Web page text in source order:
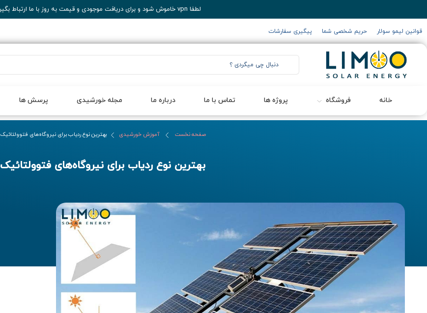
لطفا vpn خاموش شود و برای دریافت موجودی و قیمت به روز با ما ارتباط بگیرید
قوانین لیمو سولار حریم شخصی شما پیگیری سفارشات
خانه فروشگاه پروژه ها تماس با ما درباره ما مجله خورشیدی پرسش ها
صفحه نخست آموزش خورشیدی بهترین نوع ردیاب برای نیروگاه‌های فتوولتائیک
بهترین نوع ردیاب برای نیروگاه‌های فتوولتائیک